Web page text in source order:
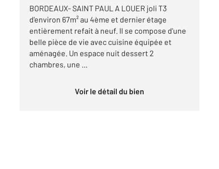
BORDEAUX- SAINT PAUL A LOUER joli T3
d'environ 67m² au 4ème et dernier étage
entièrement refait à neuf. Il se compose d'une
belle pièce de vie avec cuisine équipée et
aménagée. Un espace nuit dessert 2
chambres, une ...
Voir le détail du bien